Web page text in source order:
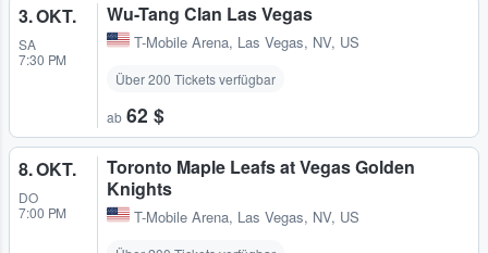
3. OKT.
SA
7:30 PM
Wu-Tang Clan Las Vegas
T-Mobile Arena, Las Vegas, NV, US
Über 200 Tickets verfügbar
ab 62 $
8. OKT.
DO
7:00 PM
Toronto Maple Leafs at Vegas Golden
Knights
T-Mobile Arena, Las Vegas, NV, US